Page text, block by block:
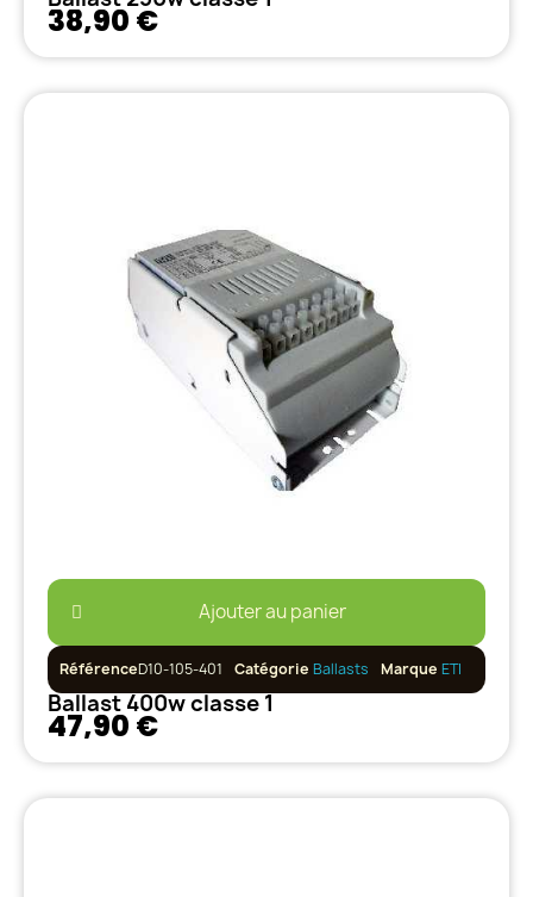
38,90 €
Ajouter au panier
RéférenceD10-105-401 Catégorie Ballasts Marque ETI
Ballast 400w classe 1
47,90 €